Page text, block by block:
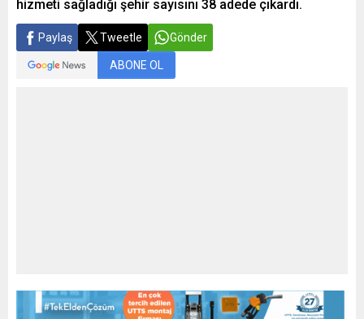
hizmeti sağladığı şehir sayısını 38 adede çıkardı.
Paylaş Tweetle Gönder
ABONE OL